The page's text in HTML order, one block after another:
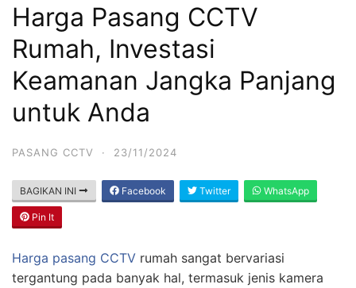
Harga Pasang CCTV
Rumah, Investasi
Keamanan Jangka Panjang
untuk Anda
PASANG CCTV · 23/11/2024
BAGIKAN INI Facebook Twitter WhatsApp
Pin It
Harga pasang CCTV rumah sangat bervariasi
tergantung pada banyak hal, termasuk jenis kamera